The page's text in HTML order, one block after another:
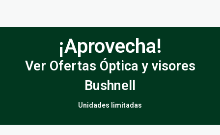
¡Aprovecha!
Ver Ofertas Óptica y visores
Bushnell
Unidades limitadas